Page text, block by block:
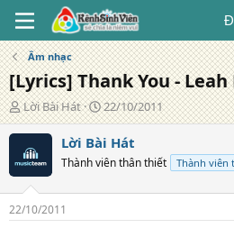
Âm nhạc
[Lyrics] Thank You - Leah
T
á
c
g
i
ả
Lời Bài Hát
N
g
à
y
đ
g
22/10/2011
Lời Bài Hát
Thành viên thân thiết Thành viên
22/10/2011